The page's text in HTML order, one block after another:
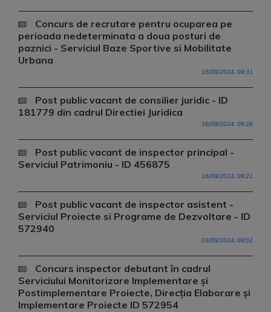
Concurs de recrutare pentru ocuparea pe
perioada nedeterminata a doua posturi de
paznici - Serviciul Baze Sportive si Mobilitate
Urbana
16/09/2024, 09:31
Post public vacant de consilier juridic - ID
181779 din cadrul Directiei Juridica
16/09/2024, 09:26
Post public vacant de inspector principal -
Serviciul Patrimoniu - ID 456875
16/09/2024, 09:21
Post public vacant de inspector asistent -
Serviciul Proiecte si Programe de Dezvoltare - ID
572940
03/09/2024, 09:02
Concurs inspector debutant în cadrul
Serviciului Monitorizare Implementare și
Postimplementare Proiecte, Direcția Elaborare și
Implementare Proiecte ID 572954